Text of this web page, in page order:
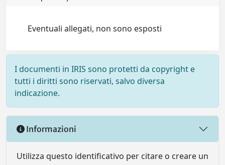
Eventuali allegati, non sono esposti
I documenti in IRIS sono protetti da copyright e
tutti i diritti sono riservati, salvo diversa
indicazione.
Informazioni
Utilizza questo identificativo per citare o creare un